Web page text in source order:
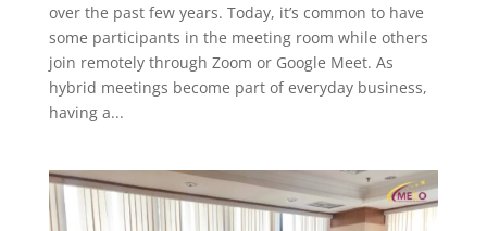
over the past few years. Today, it’s common to have
some participants in the meeting room while others
join remotely through Zoom or Google Meet. As
hybrid meetings become part of everyday business,
having a...